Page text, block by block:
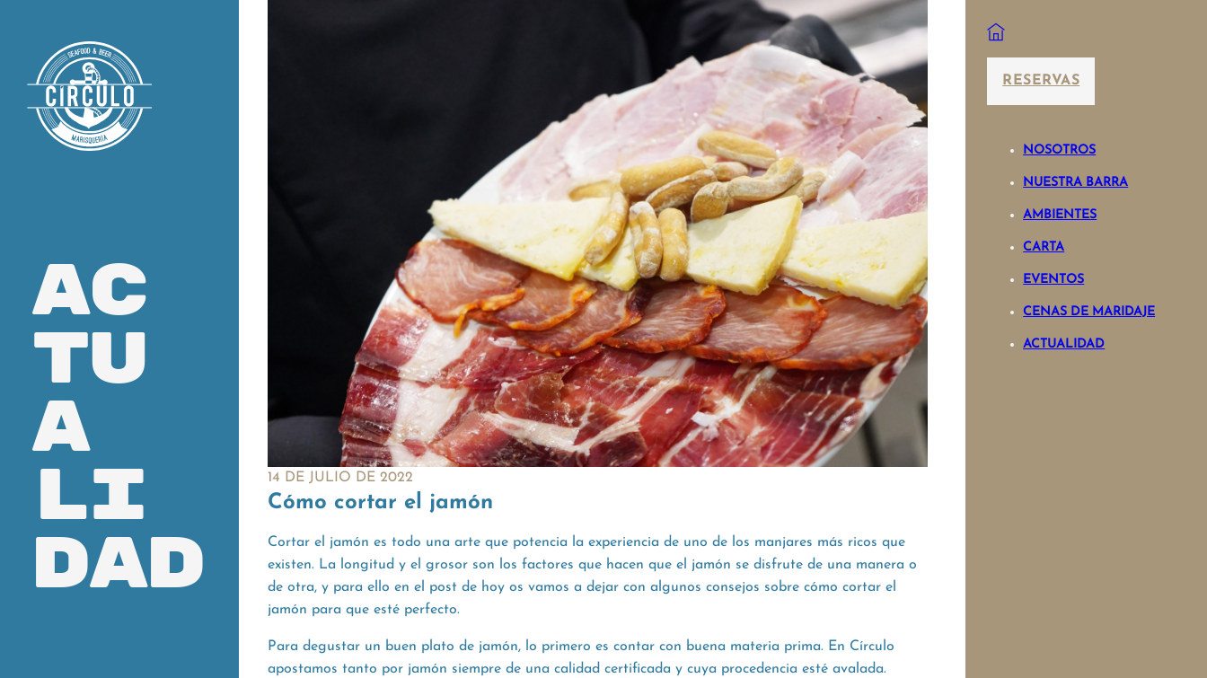
RESERVAS
NOSOTROS
NUESTRA BARRA
AMBIENTES
CARTA
EVENTOS
CENAS DE MARIDAJE
ACTUALIDAD
ac
tu
a
li
dad
14 DE JULIO DE 2022
Cómo cortar el jamón
Cortar el jamón es todo una arte que potencia la experiencia de uno de los manjares más ricos que
existen. La longitud y el grosor son los factores que hacen que el jamón se disfrute de una manera o
de otra, y para ello en el post de hoy os vamos a dejar con algunos consejos sobre cómo cortar el
jamón para que esté perfecto.
Para degustar un buen plato de jamón, lo primero es contar con buena materia prima. En Círculo
apostamos tanto por jamón siempre de una calidad certificada y cuya procedencia esté avalada.